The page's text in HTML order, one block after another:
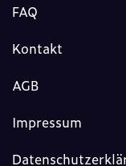
FAQ
Kontakt
AGB
Impressum